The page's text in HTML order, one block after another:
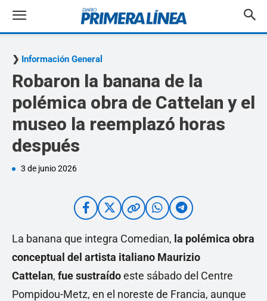
Información General
Robaron la banana de la
polémica obra de Cattelan y el
museo la reemplazó horas
después
3 de junio 2026
La banana que integra Comedian, la polémica obra
conceptual del artista italiano Maurizio
Cattelan, fue sustraídoeste sábado del Centre
Pompidou-Metz, en el noreste de Francia, aunque